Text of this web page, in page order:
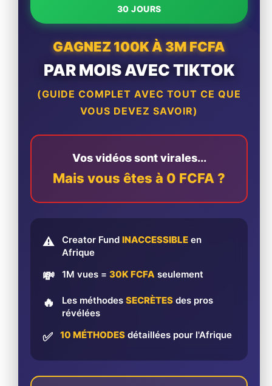
30 JOURS
GAGNEZ 100K À 3M FCFA
PAR MOIS AVEC TIKTOK
(GUIDE COMPLET AVEC TOUT CE QUE
VOUS DEVEZ SAVOIR)
Vos vidéos sont virales...
Mais vous êtes à 0 FCFA ?
⚠️ Creator Fund INACCESSIBLE en
Afrique
💸 1M vues = 30K FCFA seulement
🔥 Les méthodes SECRÈTES des pros
révélées
✅ 10 MÉTHODES détaillées pour l'Afrique